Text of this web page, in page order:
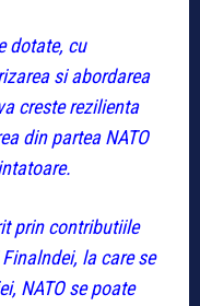
dotate, cu
si abordarea
creste rezilienta
din partea NATO
prin contributiile
la care se
NATO se poate